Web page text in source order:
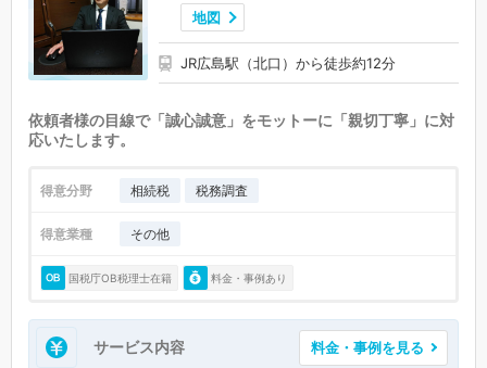
地図
JR広島駅（北口）から徒歩約12分
依頼者様の目線で「誠心誠意」をモットーに「親切丁寧」に対
応いたします。
得意分野 相続税 税務調査
得意業種 その他
国税庁OB税理士在籍 料金・事例あり
サービス内容 料金・事例を見る